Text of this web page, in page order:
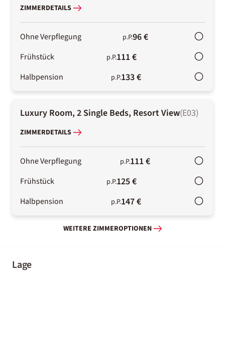
ZIMMERDETAILS
Ohne Verpflegung p.P.96 €
Frühstück p.P.111 €
Halbpension p.P.133 €
Luxury Room, 2 Single Beds, Resort View(E03)
ZIMMERDETAILS
Ohne Verpflegung p.P.111 €
Frühstück p.P.125 €
Halbpension p.P.147 €
WEITERE ZIMMEROPTIONEN
Lage